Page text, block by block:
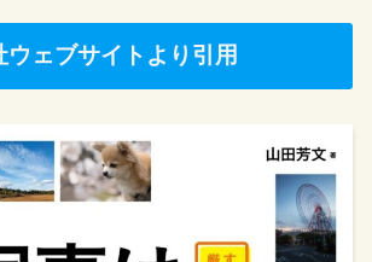
ェブサイトより引用